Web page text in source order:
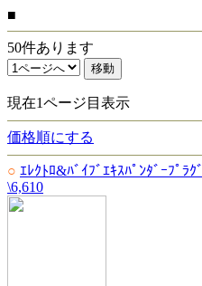
■
50件あります
現在1ページ目表示
価格順にする
○ ｴﾚｸﾄﾛ&ﾊﾞｲﾌﾞｴｷｽﾊﾟﾝﾀﾞｰﾌﾟﾗｸﾞ
\6,610